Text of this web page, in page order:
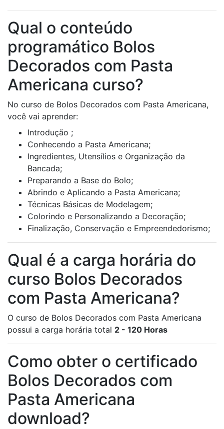
Qual o conteúdo
programático Bolos
Decorados com Pasta
Americana curso?
No curso de Bolos Decorados com Pasta Americana,
você vai aprender:
Introdução ;
Conhecendo a Pasta Americana;
Ingredientes, Utensílios e Organização da
Bancada;
Preparando a Base do Bolo;
Abrindo e Aplicando a Pasta Americana;
Técnicas Básicas de Modelagem;
Colorindo e Personalizando a Decoração;
Finalização, Conservação e Empreendedorismo;
Qual é a carga horária do
curso Bolos Decorados
com Pasta Americana?
O curso de Bolos Decorados com Pasta Americana
possui a carga horária total 2 - 120 Horas
Como obter o certificado
Bolos Decorados com
Pasta Americana
download?